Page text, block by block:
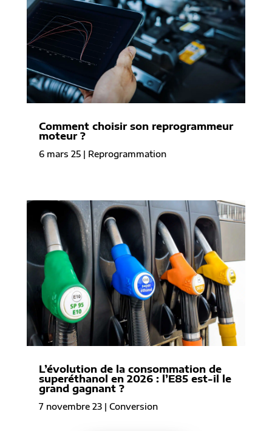
Comment choisir son reprogrammeur
moteur ?
6 mars 25| Reprogrammation
L’évolution de la consommation de
superéthanol en 2026 : l’E85 est-il le
grand gagnant ?
7 novembre 23| Conversion